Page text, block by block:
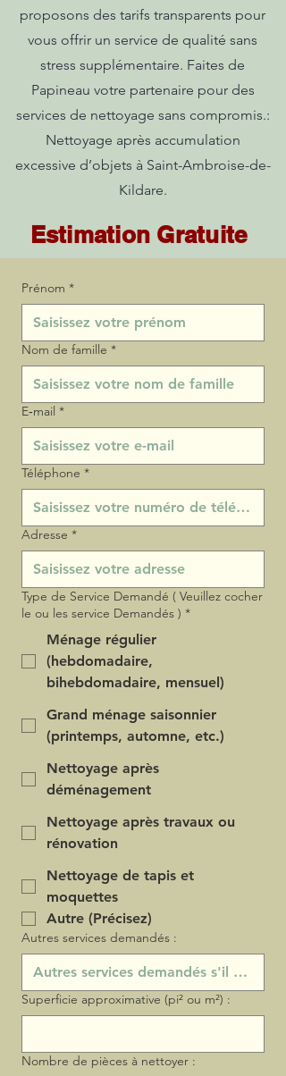
proposons des tarifs transparents pour
vous offrir un service de qualité sans
stress supplémentaire. Faites de
Papineau votre partenaire pour des
services de nettoyage sans compromis.:
Nettoyage après accumulation
excessive d’objets à Saint-Ambroise-de-
Kildare.
Estimation Gratuite
Prénom *
Nom de famille *
E‑mail *
Téléphone *
Adresse *
Type de Service Demandé ( Veuillez cocher
le ou les service Demandés ) *
Ménage régulier
(hebdomadaire,
bihebdomadaire, mensuel)
Grand ménage saisonnier
(printemps, automne, etc.)
Nettoyage après
déménagement
Nettoyage après travaux ou
rénovation
Nettoyage de tapis et
moquettes
Autre (Précisez)
Autres services demandés :
Superficie approximative (pi² ou m²) :
Nombre de pièces à nettoyer :